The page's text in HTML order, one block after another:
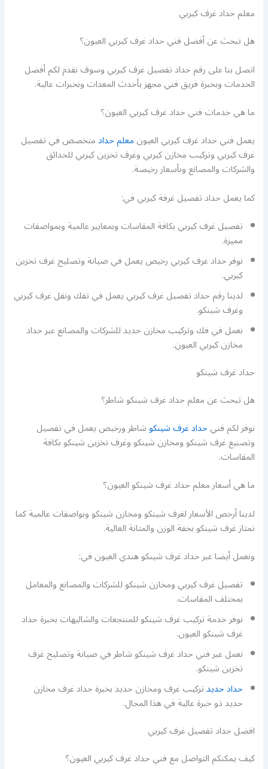
معلم حداد غرف كيربي
هل تبحث عن أفضل فني حداد غرف كيربي العيون؟
اتصل بنا على رقم حداد تفصيل غرف كيربي وسوف نقدم لكم أفضل
الخدمات وبخبرة فريق فني مجهز بأحدث المعدات وبخبرات عالية.
ما هي خدمات فني حداد غرف كيربي العيون؟
يعمل فني حداد غرف كيربي العيونمعلم حدادمتخصص في تفصيل
غرف كيربي وتركيب مخازن كيربي وغرف تخزين كيربي للحدائق
والشركات والمصانع وبأسعار رخيصة.
كما يعمل حداد تفصيل غرفة كيربي في:
تفصيل غرف كيربي بكافة المقاسات وبمعايير عالمية وبمواصفات
مميزة.
نوفر حداد غرف كيربي رخيص يعمل في صيانة وتصليح غرف تخزين
كيربي.
لدينا رقم حداد تفصيل غرف كيربي يعمل في تفك ونقل غرف كيربي
وغرف شينكو.
نعمل في فك وتركيب مخازن حديد للشركات والمصانع عبر حداد
مخازن كيربي العيون.
حداد غرف شينكو
هل تبحث عن معلم حداد غرف شينكو شاطر؟
نوفر لكم فنيحداد غرف شينكوشاطر ورخيص يعمل في تفصيل
وتصنيع غرف شينكو ومخازن شينكو وغرف تخزين شينكو بكافة
المقاسات.
ما هي أسعار معلم حداد غرف شينكو العيون؟
لدينا أرخص الأسعار لغرف شينكو ومخازن شينكو وبواصفات عالمية كما
تمتاز غرف شينكو بخفة الوزن والمتانة العالية.
ونعمل أيضا عبر حداد غرف شينكو هندي العيون في:
تفصيل غرف كيربي ومخازن شينكو للشركات والمصانع والمعامل
بمختلف المقاسات.
نوفر خدمة تركيب غرف شينكو للمنتجعات والشاليهات بخبرة حداد
غرف شينكو العيون.
نعمل عبر فني حداد غرف شينكو شاطر في صيانة وتصليح غرف
تخزين شينكو.
حداد حديدتركيب غرف ومخازن حديد بخبرة حداد غرف مخازن
حديد ذو خبرة عالية في هذا المجال.
افضل حداد تفصيل غرف كيربي
كيف يمكنكم التواصل مع فني حداد غرف كيربي العيون؟